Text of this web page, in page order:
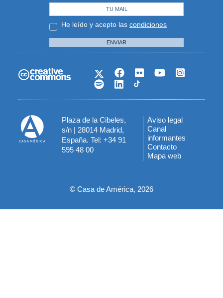
He leído y acepto las condiciones
ENVIAR
Plaza de la Cibeles,
s/n | 28014 Madrid,
España. Tel: +34 91
595 48 00
Menú
del
pie
Aviso legal
Canal
informantes
Contacto
Mapa web
© Casa de América, 2026